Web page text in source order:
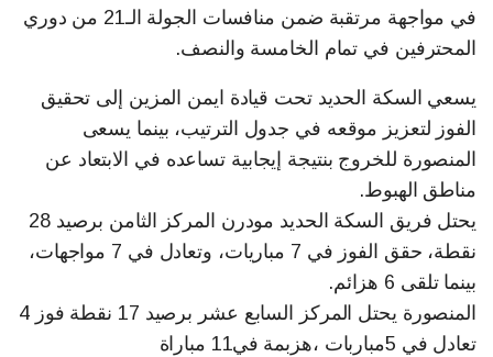
في مواجهة مرتقبة ضمن منافسات الجولة الـ21 من دوري
المحترفين في تمام الخامسة والنصف.
يسعي السكة الحديد تحت قيادة ايمن المزين إلى تحقيق
الفوز لتعزيز موقعه في جدول الترتيب، بينما يسعى
المنصورة للخروج بنتيجة إيجابية تساعده في الابتعاد عن
مناطق الهبوط.
يحتل فريق السكة الحديد مودرن المركز الثامن برصيد 28
نقطة، حقق الفوز في 7 مباريات، وتعادل في 7 مواجهات،
بينما تلقى 6 هزائم.
المنصورة يحتل المركز السابع عشر برصيد 17 نقطة فوز 4
تعادل في 5مباربات ،هزبمة في11 مباراة